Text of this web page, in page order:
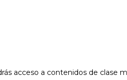
acceso a contenidos de clase